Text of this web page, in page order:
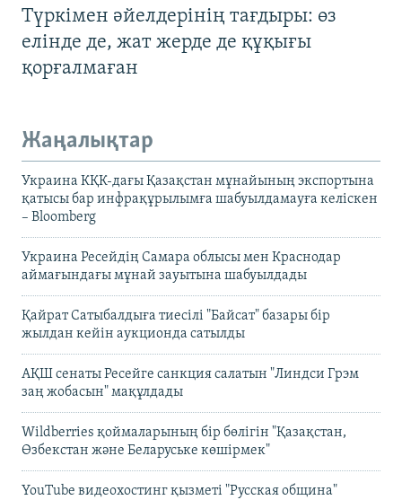
Түркімен әйелдерінің тағдыры: өз
елінде де, жат жерде де құқығы
қорғалмаған
Жаңалықтар
Украина КҚК-дағы Қазақстан мұнайының экспортына
қатысы бар инфрақұрылымға шабуылдамауға келіскен
– Bloomberg
Украина Ресейдің Самара облысы мен Краснодар
аймағындағы мұнай зауытына шабуылдады
Қайрат Сатыбалдыға тиесілі "Байсат" базары бір
жылдан кейін аукционда сатылды
АҚШ сенаты Ресейге санкция салатын "Линдси Грэм
заң жобасын" мақұлдады
Wildberries қоймаларының бір бөлігін "Қазақстан,
Өзбекстан және Беларуське көшірмек"
YouTube видеохостинг қызметі "Русская община"